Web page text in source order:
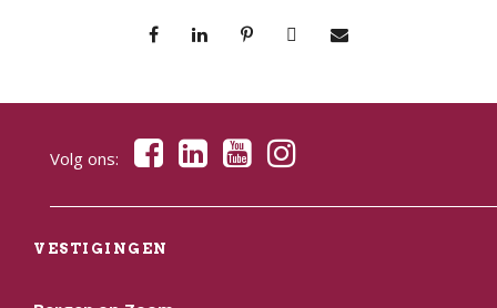
Volg ons:
VESTIGINGEN